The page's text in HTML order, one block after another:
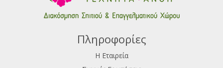
Πληροφορίες
Η Εταιρεία